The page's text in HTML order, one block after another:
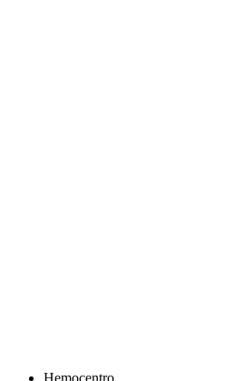
Hemocentro